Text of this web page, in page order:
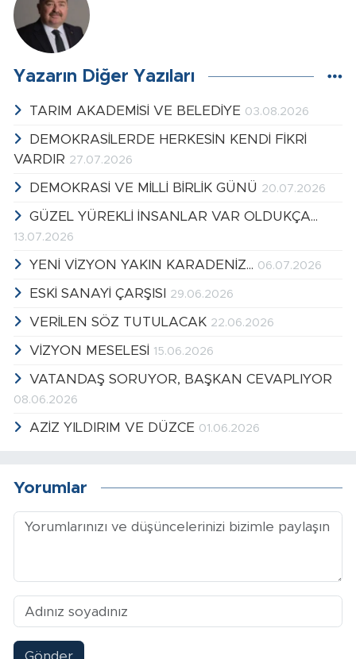
Yazarın Diğer Yazıları
TARIM AKADEMİSİ VE BELEDİYE 03.08.2026
DEMOKRASİLERDE HERKESİN KENDİ FİKRİ
VARDIR 27.07.2026
DEMOKRASİ VE MİLLİ BİRLİK GÜNÜ 20.07.2026
GÜZEL YÜREKLİ İNSANLAR VAR OLDUKÇA...
13.07.2026
YENİ VİZYON YAKIN KARADENİZ... 06.07.2026
ESKİ SANAYİ ÇARŞISI 29.06.2026
VERİLEN SÖZ TUTULACAK 22.06.2026
VİZYON MESELESİ 15.06.2026
VATANDAŞ SORUYOR, BAŞKAN CEVAPLIYOR
08.06.2026
AZİZ YILDIRIM VE DÜZCE 01.06.2026
Yorumlar